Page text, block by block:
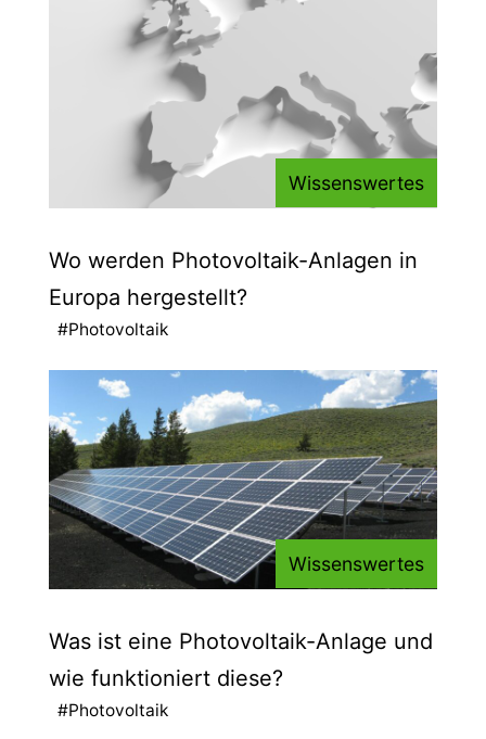
Wissenswertes
Wo werden Photovoltaik-Anlagen in
Europa hergestellt?
#Photovoltaik
Wissenswertes
Was ist eine Photovoltaik-Anlage und
wie funktioniert diese?
#Photovoltaik